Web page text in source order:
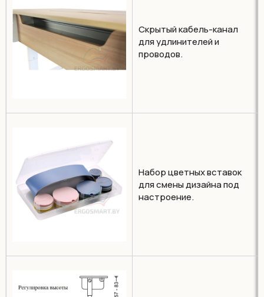
Скрытый кабель-канал
для удлинителей и
проводов.
Набор цветных вставок
для смены дизайна под
настроение.